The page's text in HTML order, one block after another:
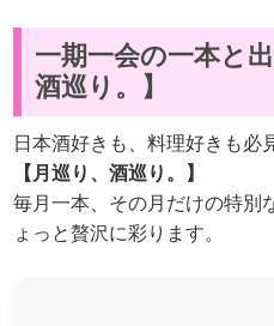
一期一会の一本と
酒巡り。】
日本酒好きも、料理好きも必
【月巡り、酒巡り。】
毎月一本、その月だけの特別
ょっと贅沢に彩ります。